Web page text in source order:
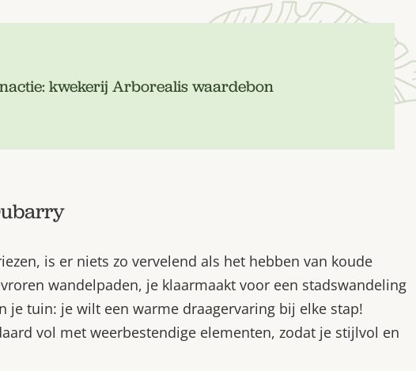
kwekerij Arborealis waardebon
is er niets zo vervelend als het hebben van koude
wandelpaden, je klaarmaakt voor een stadswandeling
je tuin: je wilt een warme draagervaring bij elke stap!
vol met weerbestendige elementen, zodat je stijlvol en